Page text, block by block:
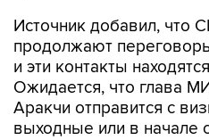
Источник добавил, что
продолжают
и эти контакты
Ожидается, что глава
Аракчи отправится с
выходные или в начале